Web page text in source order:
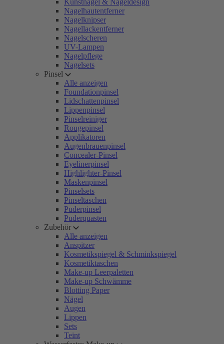
Kunstnägel & Nageldesign
Nagelhautentferner
Nagelknipser
Nagellackentferner
Nagelscheren
UV-Lampen
Nagelpflege
Nagelsets
Pinsel
Alle anzeigen
Foundationpinsel
Lidschattenpinsel
Lippenpinsel
Pinselreiniger
Rougepinsel
Applikatoren
Augenbrauenpinsel
Concealer-Pinsel
Eyelinerpinsel
Highlighter-Pinsel
Maskenpinsel
Pinselsets
Pinseltaschen
Puderpinsel
Puderquasten
Zubehör
Alle anzeigen
Anspitzer
Kosmetikspiegel & Schminkspiegel
Kosmetiktaschen
Make-up Leerpaletten
Make-up Schwämme
Blotting Paper
Nägel
Augen
Lippen
Sets
Teint